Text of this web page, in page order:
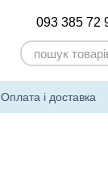
093 385 72
Оплата і доставка